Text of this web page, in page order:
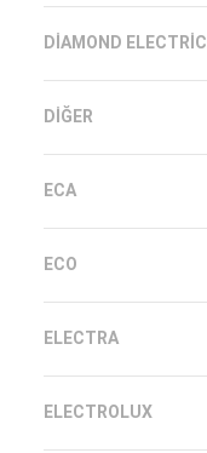
DIAMOND ELECTRIC
DIĞER
ECA
ECO
ELECTRA
ELECTROLUX